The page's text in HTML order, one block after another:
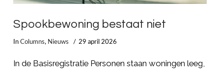
Spookbewoning bestaat niet
In Columns, Nieuws 29 april 2026
In de Basisregistratie Personen staan woningen leeg,